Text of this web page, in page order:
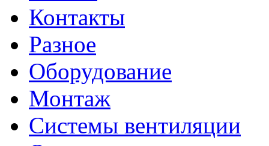
Контакты
Разное
Оборудование
Монтаж
Системы вентиляции